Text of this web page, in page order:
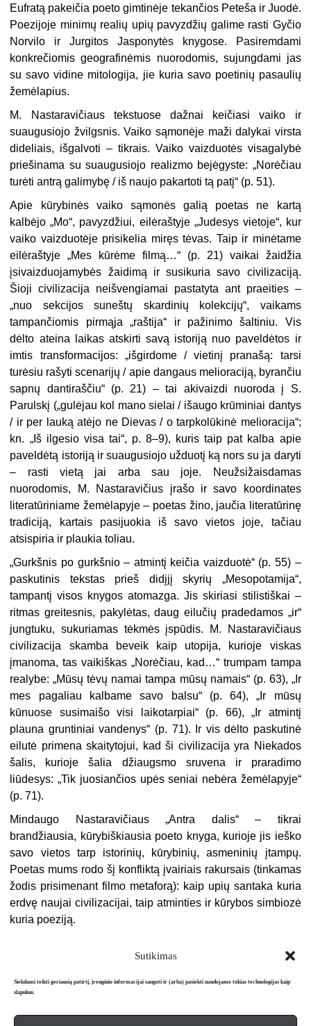
Sutikimas
Siekdami teikti geriausią patirtį, įrenginio informacijai saugoti ir (arba) pasiekti naudojame tokias technologijas kaip
slapukus.
Eufratą pakeičia poeto gimtinėje tekančios Peteša ir Juodė.
Poezijoje minimų realių upių pavyzdžių galime rasti Gyčio
Norvilo ir Jurgitos Jasponytės knygose. Pasiremdami
konkrečiomis geografinėmis nuorodomis, sujungdami jas
su savo vidine mitologija, jie kuria savo poetinių pasaulių
žemėlapius.
M. Nastaravičiaus tekstuose dažnai keičiasi vaiko ir
suaugusiojo žvilgsnis. Vaiko sąmonėje maži dalykai virsta
dideliais, išgalvoti – tikrais. Vaiko vaizduotės visagalybė
priešinama su suaugusiojo realizmo bejėgyste: „Norėčiau
turėti antrą galimybę / iš naujo pakartoti tą patį“ (p. 51).
Apie kūrybinės vaiko sąmonės galią poetas ne kartą
kalbėjo „Mo“, pavyzdžiui, eilėraštyje „Judesys vietoje“, kur
vaiko vaizduotėje prisikelia miręs tėvas. Taip ir minėtame
eilėraštyje „Mes kūrėme filmą…“ (p. 21) vaikai žaidžia
įsivaizduojamybės žaidimą ir susikuria savo civilizaciją.
Šioji civilizacija neišvengiamai pastatyta ant praeities –
„nuo sekcijos suneštų skardinių kolekcijų“, vaikams
tampančiomis pirmąja „raštija“ ir pažinimo šaltiniu. Vis
dėlto ateina laikas atskirti savą istoriją nuo paveldėtos ir
imtis transformacijos: „išgirdome / vietinį pranašą: tarsi
turėsiu rašyti scenarijų / apie dangaus melioraciją, byrančiu
sapnų dantiraščiu“ (p. 21) – tai akivaizdi nuoroda į S.
Parulskį („gulėjau kol mano sielai / išaugo krūminiai dantys
/ ir per lauką atėjo ne Dievas / o tarpkolūkinė melioracija“;
kn. „Iš ilgesio visa tai“, p. 8–9), kuris taip pat kalba apie
paveldėtą istoriją ir suaugusiojo užduotį ką nors su ja daryti
– rasti vietą jai arba sau joje. Neužsižaisdamas
nuorodomis, M. Nastaravičius įrašo ir savo koordinates
literatūriniame žemėlapyje – poetas žino, jaučia literatūrinę
tradiciją, kartais pasijuokia iš savo vietos joje, tačiau
atsispiria ir plaukia toliau.
„Gurkšnis po gurkšnio – atmintį keičia vaizduotė“ (p. 55) –
paskutinis tekstas prieš didįjį skyrių „Mesopotamija“,
tampantį visos knygos atomazga. Jis skiriasi stilistiškai –
ritmas greitesnis, pakylėtas, daug eilučių pradedamos „ir“
jungtuku, sukuriamas tėkmės įspūdis. M. Nastaravičiaus
civilizacija skamba beveik kaip utopija, kurioje viskas
įmanoma, tas vaikiškas „Norėčiau, kad…“ trumpam tampa
realybe: „Mūsų tėvų namai tampa mūsų namais“ (p. 63), „Ir
mes pagaliau kalbame savo balsu“ (p. 64), „Ir mūsų
kūnuose susimaišo visi laikotarpiai“ (p. 66), „Ir atmintį
plauna gruntiniai vandenys“ (p. 71). Ir vis dėlto paskutinė
eilutė primena skaitytojui, kad ši civilizacija yra Niekados
šalis, kurioje šalia džiaugsmo sruvena ir praradimo
liūdesys: „Tik juosiančios upės seniai nebėra žemėlapyje“
(p. 71).
Mindaugo Nastaravičiaus „Antra dalis“ – tikrai
brandžiausia, kūrybiškiausia poeto knyga, kurioje jis ieško
savo vietos tarp istorinių, kūrybinių, asmeninių įtampų.
Poetas mums rodo šį konfliktą įvairiais rakursais (tinkamas
žodis prisimenant filmo metaforą): kaip upių santaka kuria
erdvę naujai civilizacijai, taip atminties ir kūrybos simbiozė
kuria poeziją.